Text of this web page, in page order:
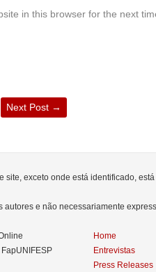
in this browser for the next
Next Post →
site, exceto onde está identificado,
e não necessariamente
Home
Entrevistas
Press Releases